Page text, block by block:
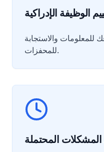
الوظيفة الإدراكية
والاستجابة
للمحفزات.
المشكلات المحتملة